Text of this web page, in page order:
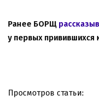
Ранее БОРЩ
у первых привившихся
Просмотров статьи: